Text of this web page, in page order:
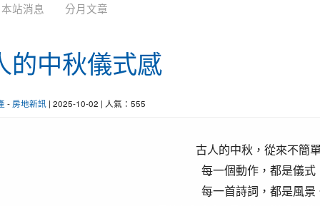
本站消息 分月文章
的中秋儀式感
- 房地新訊 | 2025-10-02 | 人氣：555
古人的中秋，從來不簡
每一個動作，都是儀式
每一首詩詞，都是風景